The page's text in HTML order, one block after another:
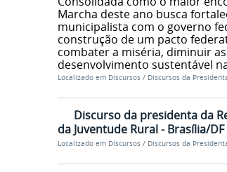
Marcha deste ano busca
municipalista com o governo
construção de um pacto
combater a miséria, diminuir
desenvolvimento sustentável
Localizado em Discursos / Discursos da
Discurso da presidenta da
da Juventude Rural - Brasília/DF
Localizado em Discursos / Discursos da